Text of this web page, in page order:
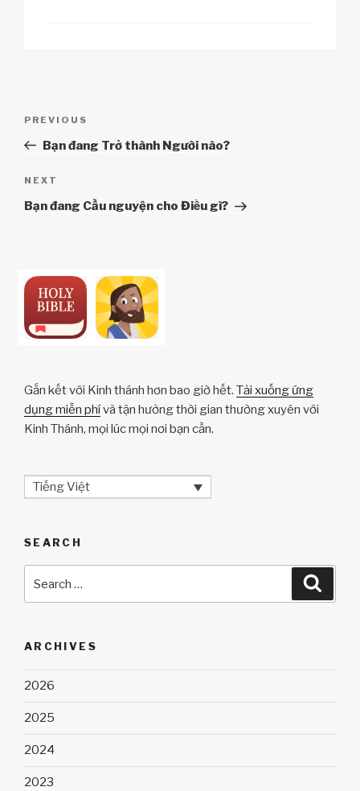
bài
viết
Previous
Post
PREVIOUS
Bạn đang Trở thành Người nào?
Next
Post
NEXT
Bạn đang Cầu nguyện cho Điều gì?
Gắn kết với Kinh thánh hơn bao giờ hết. Tải xuống ứng
dụng miễn phívà tận hưởng thời gian thường xuyên với
Kinh Thánh, mọi lúc mọi nơi bạn cần.
Tiếng Việt
SEARCH
ARCHIVES
2026
2025
2024
2023